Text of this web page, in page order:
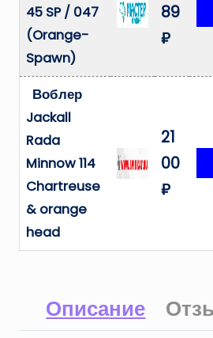
45 SP / 047
(Orange-
Spawn)
89
₽
Воблер
Jackall
Rada
Minnow 114
Chartreuse
& orange
head
21
00
₽
Описание